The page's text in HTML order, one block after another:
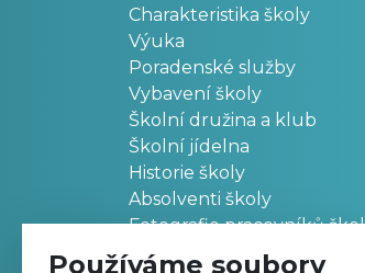
Charakteristika školy
Výuka
Poradenské služby
Vybavení školy
Školní družina a klub
Školní jídelna
Historie školy
Absolventi školy
Fotografie pracovníků
Používáme soubory